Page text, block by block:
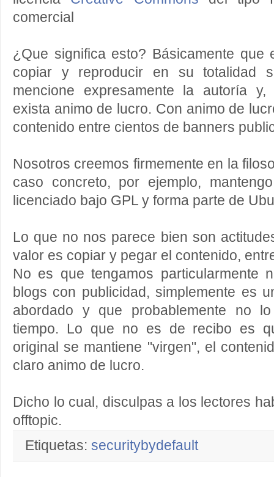
comercial
¿Que significa esto? Básicamente que
copiar y reproducir en su totalidad
mencione expresamente la autoría
exista animo de lucro. Con animo de
contenido entre cientos de banners
Nosotros creemos firmemente en la
caso concreto, por ejemplo,
licenciado bajo GPL y forma parte de
Lo que no nos parece bien son
valor es copiar y pegar el contenido,
No es que tengamos particularmente
blogs con publicidad, simplemente es
abordado y que probablemente no
tiempo. Lo que no es de recibo es
original se mantiene "virgen", el
claro animo de lucro.
Dicho lo cual, disculpas a los lectores
offtopic.
Etiquetas: securitybydefault